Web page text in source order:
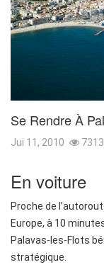
Se Rendre À
Jui 11, 2010 7313
En voiture
Proche de
Europe, à 10
Palavas-les-Flots
stratégique.